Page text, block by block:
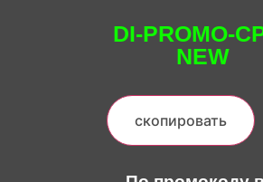
DI-PROMO-
NEW
скопировать